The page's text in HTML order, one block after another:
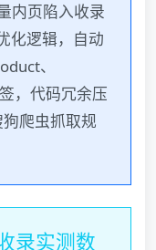
内页陷入收录
化逻辑，自动
、
，代码冗余压
爬虫抓取规
录实测数